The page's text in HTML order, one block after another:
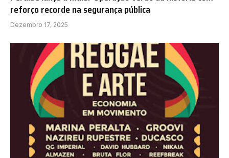
reforço recorde na segurança pública
Dezembro 17, 2025